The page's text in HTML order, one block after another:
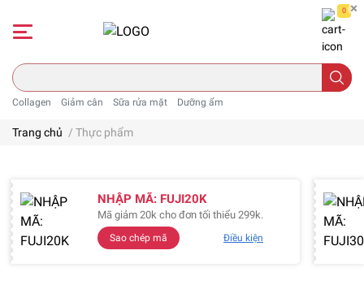
Collagen Giảm cân Sữa rửa mặt Dưỡng ẩm
0
Trang chủ / Thực phẩm
NHẬP MÃ: FUJI20K
Mã giảm 20k cho đơn tối thiểu 299k.
Sao chép mã Điều kiện